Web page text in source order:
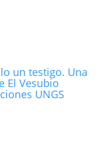
un testigo. Una
El Vesubio
UNGS